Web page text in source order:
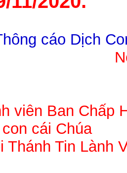
cáo Dịch
viên Ban Chấp
cái Chúa
Thánh Tin Lành